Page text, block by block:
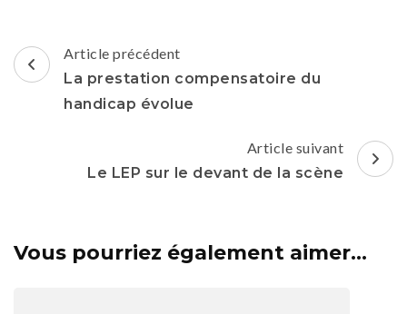
Navigation
d'article
Article précédent
La prestation compensatoire du
handicap évolue
Article suivant
Le LEP sur le devant de la scène
Vous pourriez également aimer...